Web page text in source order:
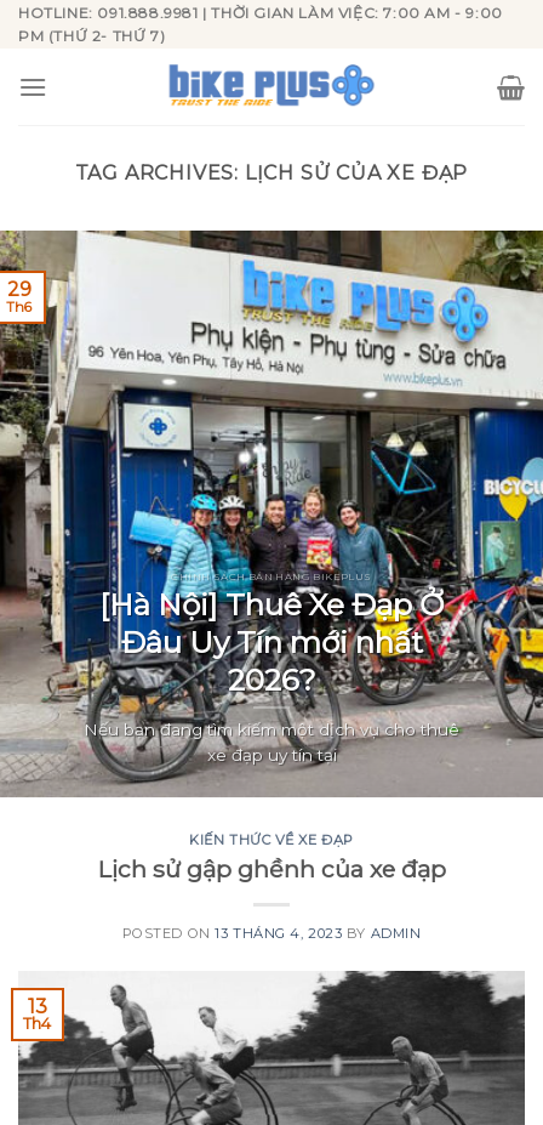
Skip
content
HOTLINE: 091.888.9981 | THỜI GIAN LÀM VIỆC: 7:00 AM - 9:00
PM (THỨ 2- THỨ 7)
TAG ARCHIVES: LỊCH SỬ CỦA XE ĐẠP
CHÍNH SÁCH BÁN HÀNG BIKEPLUS
[Hà Nội] Thuê Xe Đạp Ở
Đâu Uy Tín mới nhất
2026?
Nếu bạn đang tìm kiếm một dịch vụ cho thuê
xe đạp uy tín tại
29
Th6
KIẾN THỨC VỀ XE ĐẠP
Lịch sử gập ghềnh của xe đạp
POSTED ON13 THÁNG 4, 2023 BY ADMIN
13
Th4